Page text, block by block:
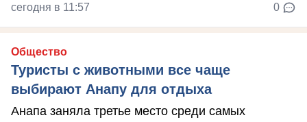
сегодня в 11:57 0
Общество
Туристы с животными все чаще
выбирают Анапу для отдыха
Анапа заняла третье место среди самых